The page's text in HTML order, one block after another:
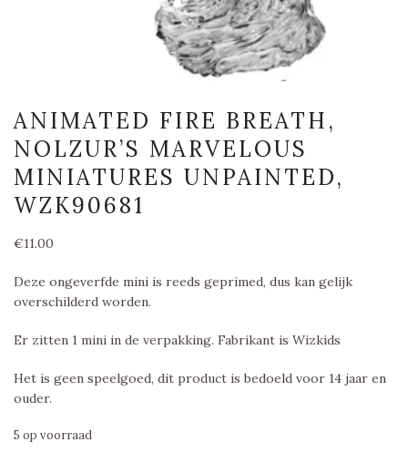
ANIMATED FIRE BREATH,
NOLZUR’S MARVELOUS
MINIATURES UNPAINTED,
WZK90681
€11.00
Deze ongeverfde mini is reeds geprimed, dus kan gelijk
overschilderd worden.
Er zitten 1 mini in de verpakking. Fabrikant is Wizkids
Het is geen speelgoed, dit product is bedoeld voor 14 jaar en
ouder.
5 op voorraad